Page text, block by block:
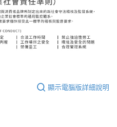
顯示電腦版詳細說明